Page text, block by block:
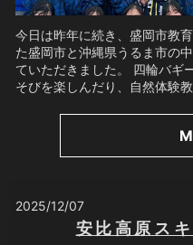
今日は昨年に続き、盛岡市教
た盛岡市と沖縄県うるま市の
ていただきました。 四輪バギ
そびを楽しんだり、自然体験
2025/12/07
安比高原ス